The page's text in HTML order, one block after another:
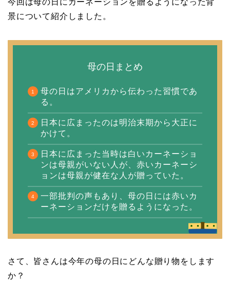
景について紹介しました。
母の日まとめ
母の日はアメリカから伝わった習慣であ
る。
日本に広まったのは明治末期から大正に
かけて。
日本に広まった当時は白いカーネーショ
ンは母親がいない人が、赤いカーネーシ
ョンは母親が健在な人が贈っていた。
一部批判の声もあり、母の日には赤いカ
ーネーションだけを贈るようになった。
さて、皆さんは今年の母の日にどんな贈り物をします
か？